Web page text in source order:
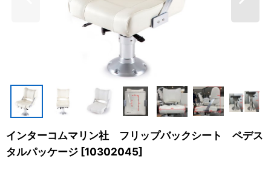
インターコムマリン社 フリップバックシート ペデス
タルパッケージ [10302045]